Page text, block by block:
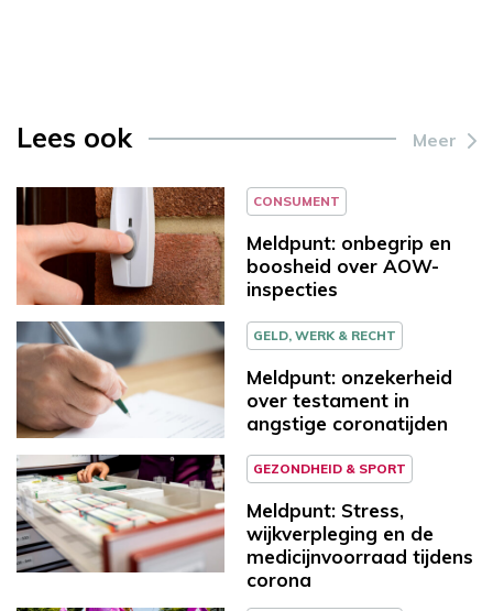
Lees ook Meer
CONSUMENT
Meldpunt: onbegrip en
boosheid over AOW-
inspecties
GELD, WERK & RECHT
Meldpunt: onzekerheid
over testament in
angstige coronatijden
GEZONDHEID & SPORT
Meldpunt: Stress,
wijkverpleging en de
medicijnvoorraad tijdens
corona